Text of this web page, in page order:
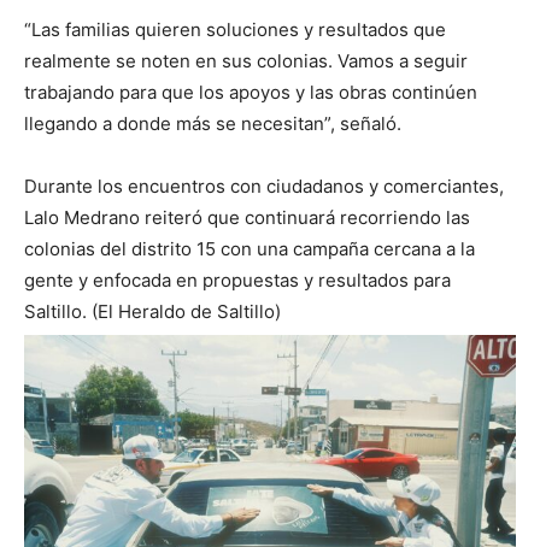
“Las familias quieren soluciones y resultados que
realmente se noten en sus colonias. Vamos a seguir
trabajando para que los apoyos y las obras continúen
llegando a donde más se necesitan”, señaló.
Durante los encuentros con ciudadanos y comerciantes,
Lalo Medrano reiteró que continuará recorriendo las
colonias del distrito 15 con una campaña cercana a la
gente y enfocada en propuestas y resultados para
Saltillo. (El Heraldo de Saltillo)